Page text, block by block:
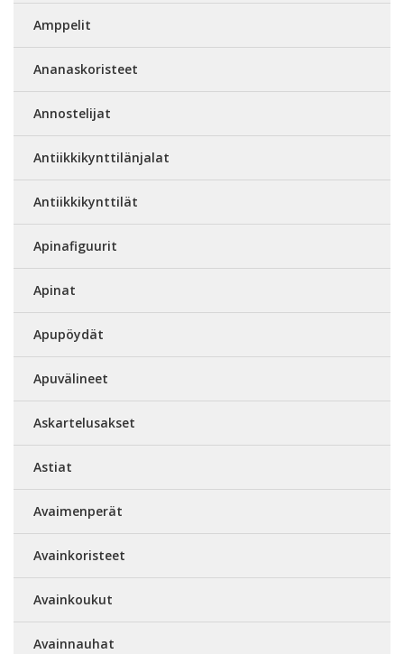
Amppelit
Ananaskoristeet
Annostelijat
Antiikkikynttilänjalat
Antiikkikynttilät
Apinafiguurit
Apinat
Apupöydät
Apuvälineet
Askartelusakset
Astiat
Avaimenperät
Avainkoristeet
Avainkoukut
Avainnauhat